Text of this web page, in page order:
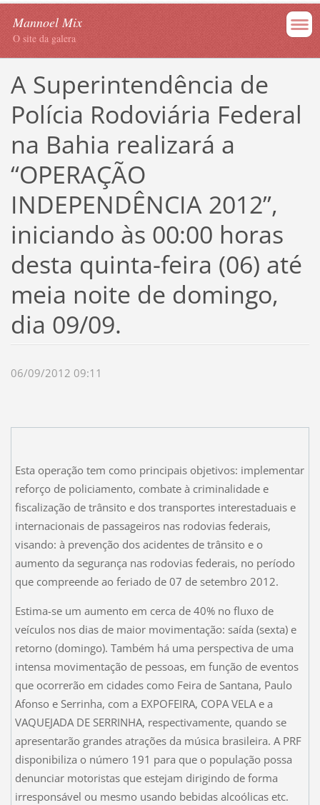
Mannoel Mix
O site da galera
A Superintendência de
Polícia Rodoviária Federal
na Bahia realizará a
“OPERAÇÃO
INDEPENDÊNCIA 2012”,
iniciando às 00:00 horas
desta quinta-feira (06) até
meia noite de domingo,
dia 09/09.
06/09/2012 09:11
Esta operação tem como principais objetivos: implementar
reforço de policiamento, combate à criminalidade e
fiscalização de trânsito e dos transportes interestaduais e
internacionais de passageiros nas rodovias federais,
visando: à prevenção dos acidentes de trânsito e o
aumento da segurança nas rodovias federais, no período
que compreende ao feriado de 07 de setembro 2012.
Estima-se um aumento em cerca de 40% no fluxo de
veículos nos dias de maior movimentação: saída (sexta) e
retorno (domingo). Também há uma perspectiva de uma
intensa movimentação de pessoas, em função de eventos
que ocorrerão em cidades como Feira de Santana, Paulo
Afonso e Serrinha, com a EXPOFEIRA, COPA VELA e a
VAQUEJADA DE SERRINHA, respectivamente, quando se
apresentarão grandes atrações da música brasileira. A PRF
disponibiliza o número 191 para que o população possa
denunciar motoristas que estejam dirigindo de forma
irresponsável ou mesmo usando bebidas alcoólicas etc.